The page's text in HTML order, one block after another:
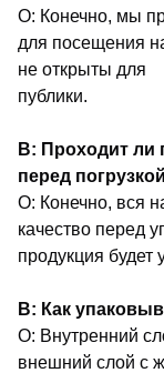
О: Конечно, мы
для посещения
не открыты для
публики.
В: Проходит ли
перед
О: Конечно, вся
качество перед
продукция будет
В: Как
О: Внутренний
внешний слой с